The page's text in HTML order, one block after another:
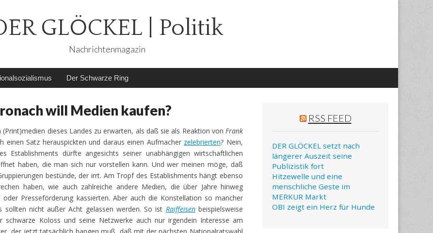
GLÖCKEL | Politik
Nachrichtenmagazin
Der Schwarze Ring
will Medien kaufen?
dieses Landes zu erwarten, als daß sie als Reaktion von Frank
einen Satz herauspickten und daraus einen Aufmacher zelebrierten? Nein,
Establishments dürfte angesichts seiner unabhängigen wirtschaftlichen
haben, die man sich nur vorstellen kann. Und wer meinen möge, daß
bestünde, der irrt. Am Tropf des Establishments hängt ebenso
haben, wie auch zahlreiche andere Medien, die über Jahre hinweg
Presseförderung kassierten. Aber auch die Konstellation so mancher
sollten nicht außer Acht gelassen werden. So ist Raiffeisenbeispielsweise
schwarze Koloss und seine Netzwerke auch nur irgendein Interesse am
RSS FEED
DER GLÖCKEL setzt nach
längerer Auszeit seine
Publizistik fort
Hitzewelle und eine
menschliche Geste im
MERKUR Markt
OBI zeigt ein Herz für Hunde